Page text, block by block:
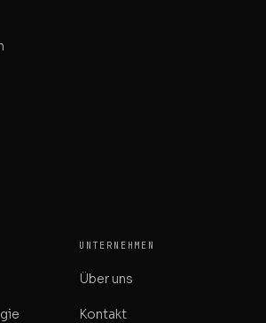
UNTERNEHMEN
Über uns
Kontakt